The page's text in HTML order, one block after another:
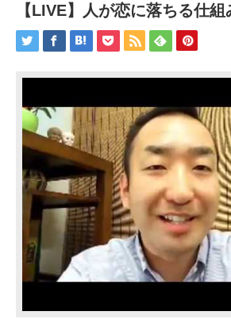
【LIVE】人が恋に落ちる仕組